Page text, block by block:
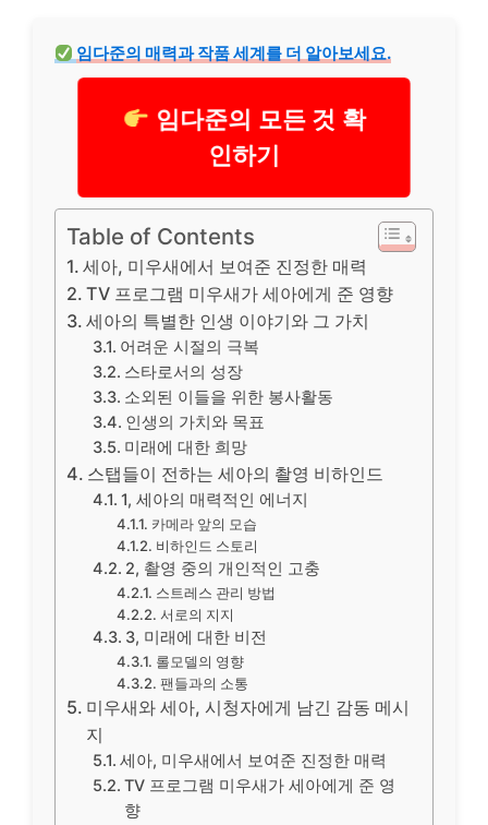
임다준의 매력과 작품 세계를 더 알아보세요.
임다준의 모든 것 확
인하기
Table of Contents
세아, 미우새에서 보여준 진정한 매력
TV 프로그램 미우새가 세아에게 준 영향
세아의 특별한 인생 이야기와 그 가치
어려운 시절의 극복
스타로서의 성장
소외된 이들을 위한 봉사활동
인생의 가치와 목표
미래에 대한 희망
스탭들이 전하는 세아의 촬영 비하인드
1, 세아의 매력적인 에너지
카메라 앞의 모습
비하인드 스토리
2, 촬영 중의 개인적인 고충
스트레스 관리 방법
서로의 지지
3, 미래에 대한 비전
롤모델의 영향
팬들과의 소통
미우새와 세아, 시청자에게 남긴 감동 메시
지
세아, 미우새에서 보여준 진정한 매력
TV 프로그램 미우새가 세아에게 준 영
향